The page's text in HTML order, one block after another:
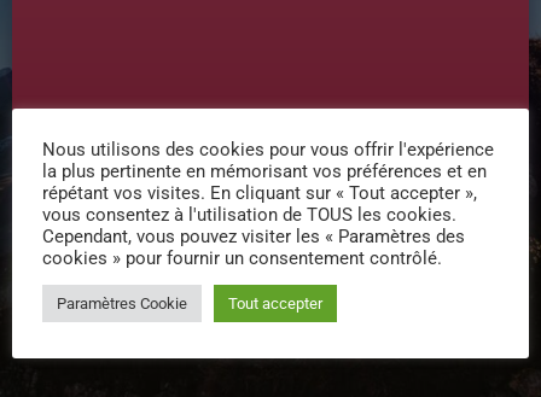
Nous utilisons des cookies pour vous offrir l'expérience
la plus pertinente en mémorisant vos préférences et en
répétant vos visites. En cliquant sur « Tout accepter »,
vous consentez à l'utilisation de TOUS les cookies.
Cependant, vous pouvez visiter les « Paramètres des
cookies » pour fournir un consentement contrôlé.
Paramètres Cookie Tout accepter